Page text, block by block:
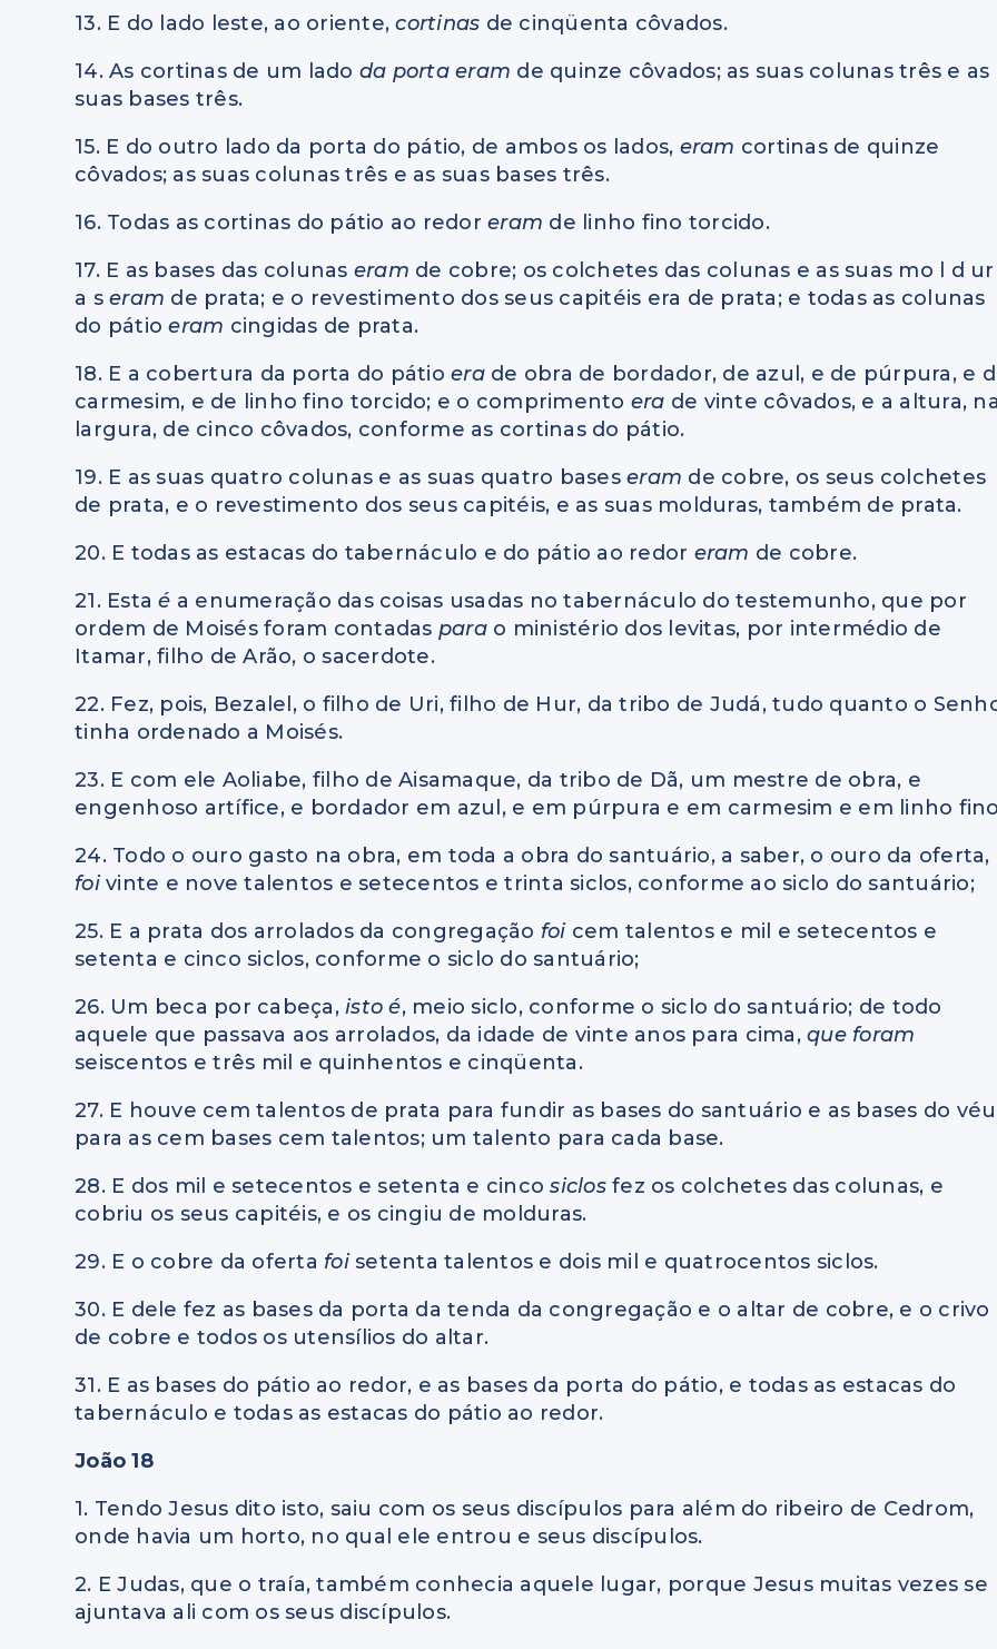
13. E do lado leste, ao oriente,cortinas de cinqüenta côvados.
14. As cortinas de um lado da porta eram de quinze côvados; as suas colunas três e as
suas bases três.
15. E do outro lado da porta do pátio, de ambos os lados, eram cortinas de quinze
côvados; as suas colunas três e as suas bases três.
16. Todas as cortinas do pátio ao redoreram de linho fino torcido.
17. E as bases das colunas eram de cobre; os colchetes das colunas e as suas mo l d ur
a seram de prata; e o revestimento dos seus capitéis era de prata; e todas as colunas
do pátioeram cingidas de prata.
18. E a cobertura da porta do pátioera de obra de bordador, de azul, e de púrpura, e
carmesim, e de linho fino torcido; e o comprimento era de vinte côvados, e a altura,
largura, de cinco côvados, conforme as cortinas do pátio.
19. E as suas quatro colunas e as suas quatro baseseram de cobre, os seus colchetes
de prata, e o revestimento dos seus capitéis, e as suas molduras, também de prata.
20. E todas as estacas do tabernáculo e do pátio ao redor eram de cobre.
21. Estaé a enumeração das coisas usadas no tabernáculo do testemunho, que por
ordem de Moisés foram contadas para o ministério dos levitas, por intermédio de
Itamar, filho de Arão, o sacerdote.
22. Fez, pois, Bezalel, o filho de Uri, filho de Hur, da tribo de Judá, tudo quanto o
tinha ordenado a Moisés.
23. E com ele Aoliabe, filho de Aisamaque, da tribo de Dã, um mestre de obra, e
engenhoso artífice, e bordador em azul, e em púrpura e em carmesim e em linho
24. Todo o ouro gasto na obra, em toda a obra do santuário, a saber, o ouro da oferta,
foivinte e nove talentos e setecentos e trinta siclos, conforme ao siclo do santuário;
25. E a prata dos arrolados da congregação foi cem talentos e mil e setecentos e
setenta e cinco siclos, conforme o siclo do santuário;
26. Um beca por cabeça,isto é, meio siclo, conforme o siclo do santuário; de todo
aquele que passava aos arrolados, da idade de vinte anos para cima,que foram
seiscentos e três mil e quinhentos e cinqüenta.
27. E houve cem talentos de prata para fundir as bases do santuário e as bases do
para as cem bases cem talentos; um talento para cada base.
28. E dos mil e setecentos e setenta e cincosiclosfez os colchetes das colunas, e
cobriu os seus capitéis, e os cingiu de molduras.
29. E o cobre da oferta foisetenta talentos e dois mil e quatrocentos siclos.
30. E dele fez as bases da porta da tenda da congregação e o altar de cobre, e o crivo
de cobre e todos os utensílios do altar.
31. E as bases do pátio ao redor, e as bases da porta do pátio, e todas as estacas do
tabernáculo e todas as estacas do pátio ao redor.
João 18
1. Tendo Jesus dito isto, saiu com os seus discípulos para além do ribeiro de Cedrom,
onde havia um horto, no qual ele entrou e seus discípulos.
2. E Judas, que o traía, também conhecia aquele lugar, porque Jesus muitas vezes se
ajuntava ali com os seus discípulos.